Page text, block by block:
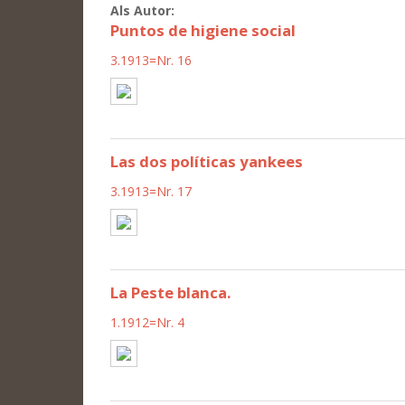
Als Autor:
Puntos de higiene social
3.1913=Nr. 16
Las dos políticas yankees
3.1913=Nr. 17
La Peste blanca.
1.1912=Nr. 4